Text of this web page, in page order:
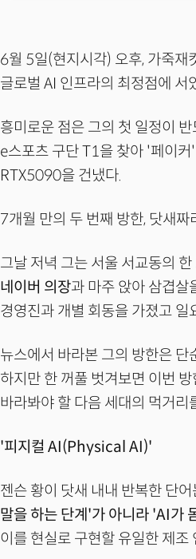
6월 5일(현지시각) 오후, 가죽재
글로벌 AI 인프라의 최정점에 서
흥미로운 점은 그의 첫 일정이
e스포츠 구단 T1을 찾아 '페이
RTX5090을 건냈다.
7개월 만의 두 번째 방한, 닷새짜
그날 저녁 그는 서울 서교동의 한
네이버 의장과 마주 앉아 삼겹살
경영진과 개별 회동을 가졌고 일
뉴스에서 바라본 그의 방한은
하지만 한 꺼풀 벗겨보면 이번
바라봐야 할 다음 세대의 먹거리
'피지컬 AI(Physical AI)'
젠슨 황이 닷새 내내 반복한 단
말을 하는 단계'가 아니라 'AI가
이를 현실로 구현할 유일한 제